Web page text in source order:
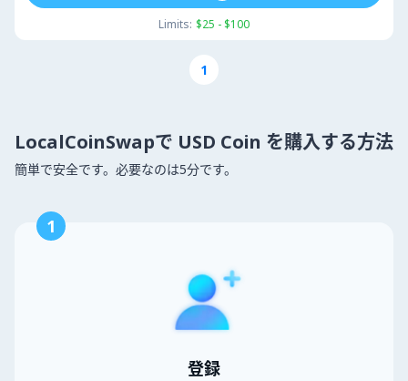
Limits: $25 - $100
1
LocalCoinSwapで USD Coin を購入する方法
簡単で安全です。必要なのは5分です。
1
登録